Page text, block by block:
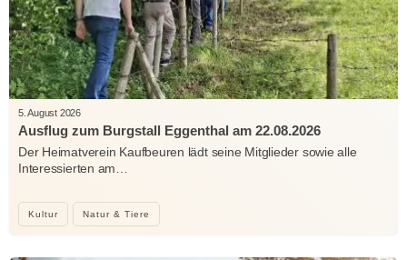
Kultur Natur & Tiere
5. August 2026
Ausflug zum Burgstall Eggenthal am 22.08.2026
Der Heimatverein Kaufbeuren lädt seine Mitglieder sowie alle
Interessierten am…